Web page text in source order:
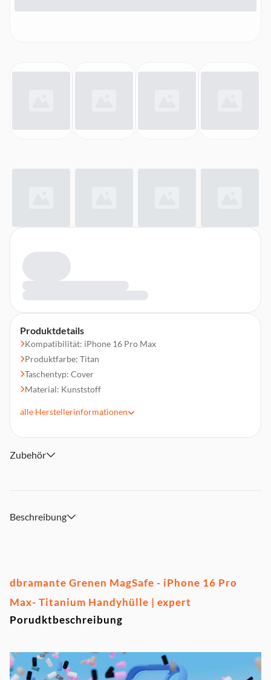
Produktdetails
Kompatibilität: iPhone 16 Pro Max
Produktfarbe: Titan
Taschentyp: Cover
Material: Kunststoff
alle Herstellerinformationen
Zubehör
Beschreibung
dbramante Grenen MagSafe - iPhone 16 Pro
Max- Titanium Handyhülle | expert
Porudktbeschreibung